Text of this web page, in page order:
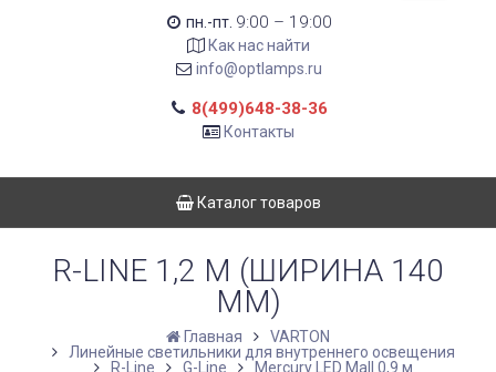
пн.-пт. 9:00 – 19:00
Как нас найти
info@optlamps.ru
8(499)648-38-36
Контакты
Каталог товаров
R-LINE 1,2 М (ШИРИНА 140
ММ)
Главная
VARTON
Линейные светильники для внутреннего освещения
R-Line
G-Line
Mercury LED Mall 0,9 м